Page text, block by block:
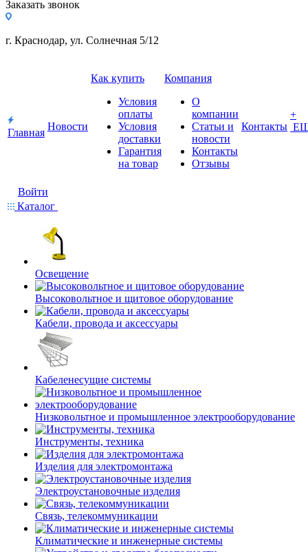
Заказать звонок
г. Краснодар, ул. Солнечная 5/12
Главная
Новости
Как купить
Условия
оплаты
Условия
доставки
Гарантия
на товар
Компания
О
компании
Статьи и
новости
Контакты
Отзывы
Контакты
+
Войти
Каталог
Освещение
Высоковольтное и щитовое оборудование
Кабели, провода и аксессуары
Кабеленесущие системы
Низковольтное и промышленное электрооборудование
Инструменты, техника
Изделия для электромонтажа
Электроустановочные изделия
Связь, телекоммуникации
Климатические и инженерные системы